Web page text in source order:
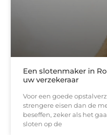
Een slotenmaker in
uw verzekeraar
Voor een goede
strengere eisen dan de
beseffen, zeker als het
sloten op de